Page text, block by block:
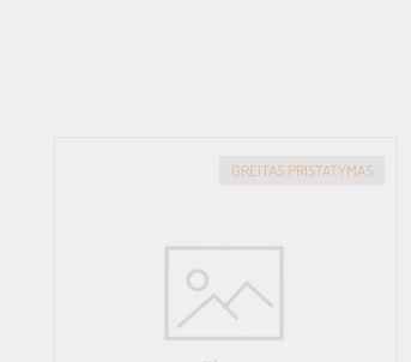
THD + Triukšmas: < 0.2% Kanalų atskyrimas > 85%
Atkūriamų dažnių juosta 10Hz – 200Hz ±1dB
GREITAS PRISTATYMAS